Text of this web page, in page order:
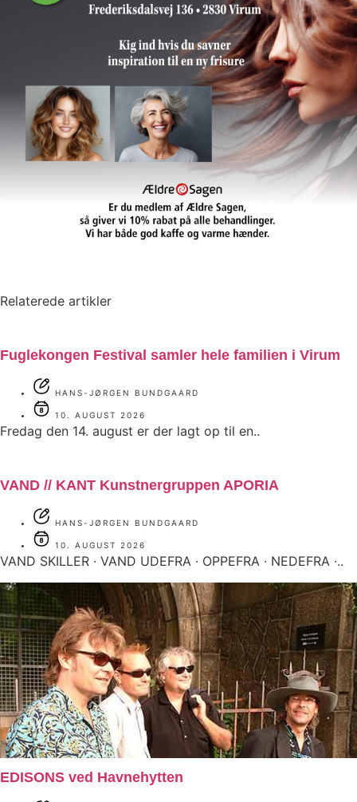
Relaterede artikler
Fuglekongen Festival samler hele familien i Virum
HANS-JØRGEN BUNDGAARD
10. AUGUST 2026
Fredag den 14. august er der lagt op til en..
VAND // KANT Kunstnergruppen APORIA
HANS-JØRGEN BUNDGAARD
10. AUGUST 2026
VAND SKILLER ∙ VAND UDEFRA ∙ OPPEFRA ∙ NEDEFRA ∙..
EDISONS ved Havnehytten